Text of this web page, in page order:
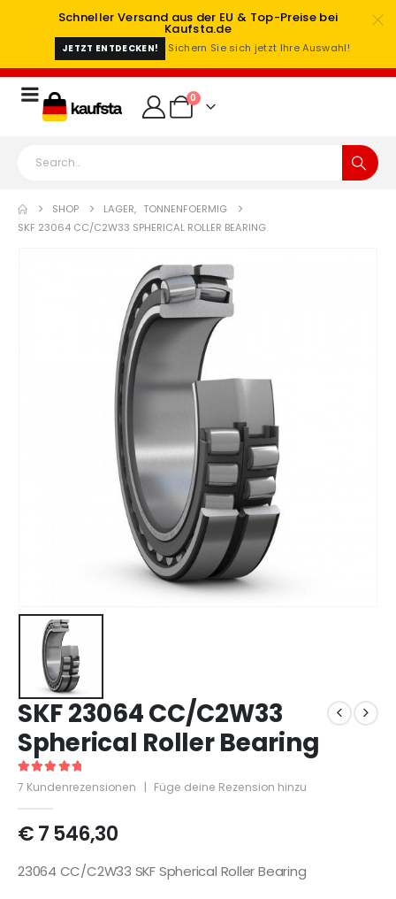
Schneller Versand aus der EU & Top-Preise bei
Kaufsta.de
JETZT ENTDECKEN! Sichern Sie sich jetzt Ihre Auswahl!
0
SHOP LAGER, TONNENFOERMIG
SKF 23064 CC/C2W33 SPHERICAL ROLLER BEARING
SKF 23064 CC/C2W33
Spherical Roller Bearing
5 out of 5
7 Kundenrezensionen | Füge deine Rezension hinzu
€7 546,30
23064 CC/C2W33 SKF Spherical Roller Bearing